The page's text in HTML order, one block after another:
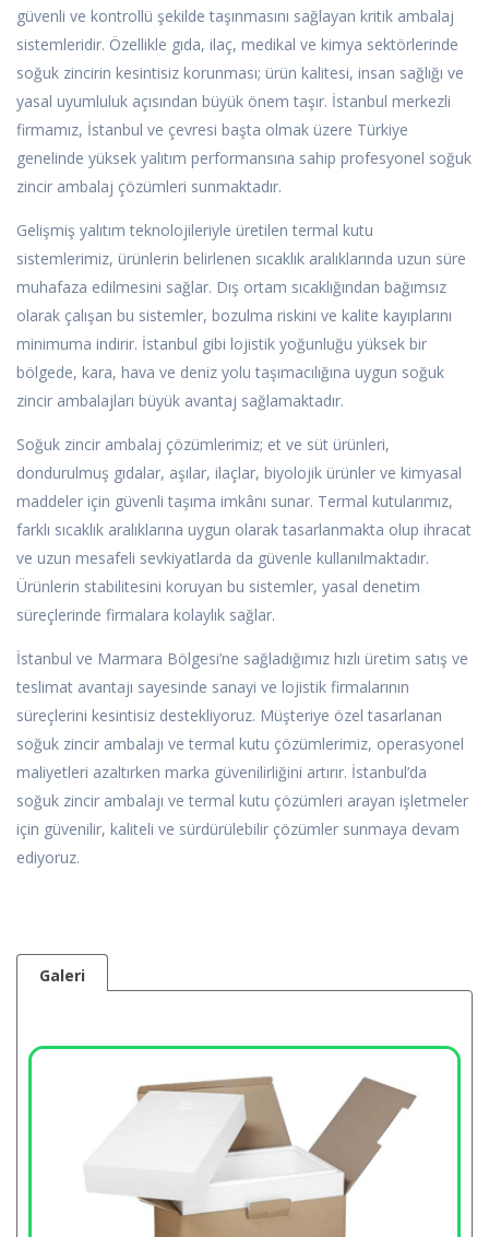
güvenli ve kontrollü şekilde taşınmasını sağlayan kritik ambalaj
sistemleridir. Özellikle gıda, ilaç, medikal ve kimya sektörlerinde
soğuk zincirin kesintisiz korunması; ürün kalitesi, insan sağlığı ve
yasal uyumluluk açısından büyük önem taşır. İstanbul merkezli
firmamız, İstanbul ve çevresi başta olmak üzere Türkiye
genelinde yüksek yalıtım performansına sahip profesyonel soğuk
zincir ambalaj çözümleri sunmaktadır.
Gelişmiş yalıtım teknolojileriyle üretilen termal kutu
sistemlerimiz, ürünlerin belirlenen sıcaklık aralıklarında uzun süre
muhafaza edilmesini sağlar. Dış ortam sıcaklığından bağımsız
olarak çalışan bu sistemler, bozulma riskini ve kalite kayıplarını
minimuma indirir. İstanbul gibi lojistik yoğunluğu yüksek bir
bölgede, kara, hava ve deniz yolu taşımacılığına uygun soğuk
zincir ambalajları büyük avantaj sağlamaktadır.
Soğuk zincir ambalaj çözümlerimiz; et ve süt ürünleri,
dondurulmuş gıdalar, aşılar, ilaçlar, biyolojik ürünler ve kimyasal
maddeler için güvenli taşıma imkânı sunar. Termal kutularımız,
farklı sıcaklık aralıklarına uygun olarak tasarlanmakta olup ihracat
ve uzun mesafeli sevkiyatlarda da güvenle kullanılmaktadır.
Ürünlerin stabilitesini koruyan bu sistemler, yasal denetim
süreçlerinde firmalara kolaylık sağlar.
İstanbul ve Marmara Bölgesi’ne sağladığımız hızlı üretim satış ve
teslimat avantajı sayesinde sanayi ve lojistik firmalarının
süreçlerini kesintisiz destekliyoruz. Müşteriye özel tasarlanan
soğuk zincir ambalajı ve termal kutu çözümlerimiz, operasyonel
maliyetleri azaltırken marka güvenilirliğini artırır. İstanbul’da
soğuk zincir ambalajı ve termal kutu çözümleri arayan işletmeler
için güvenilir, kaliteli ve sürdürülebilir çözümler sunmaya devam
ediyoruz.
Galeri